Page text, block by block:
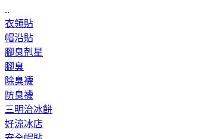
..
衣領貼
帽沿貼
腳臭剋星
腳臭
除臭襪
防臭襪
三明治冰餅
好涼冰店